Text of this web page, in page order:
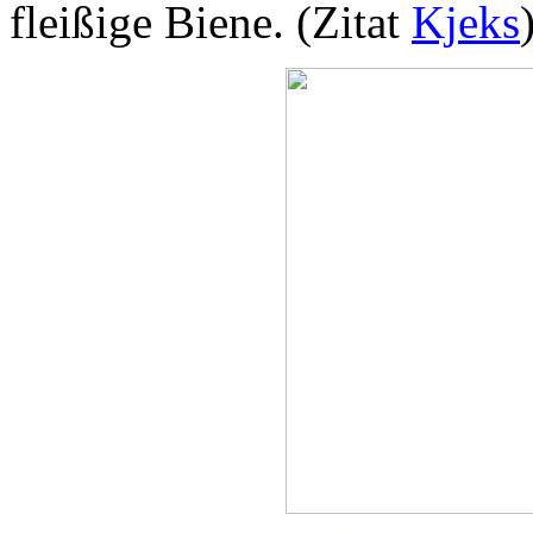
fleißige Biene. (Zitat Kjeks